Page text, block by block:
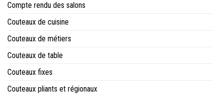
Compte rendu des salons
Couteaux de cuisine
Couteaux de métiers
Couteaux de table
Couteaux fixes
Couteaux pliants et régionaux